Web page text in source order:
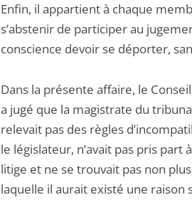
Enfin, il appartient à chaque
s’abstenir de participer au
conscience devoir se déporter,
Dans la présente affaire, le
a jugé que la magistrate du
relevait pas des règles
le législateur, n’avait pas pris part
litige et ne se trouvait pas non
laquelle il aurait existé une